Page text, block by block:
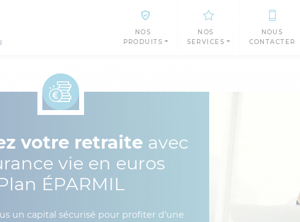
NOS
PRODUITS
NOS
SERVICES
NOUS
CONTACTER
votre retraite avec
vie en euros
ÉPARMIL
un capital sécurisé pour profiter d’une